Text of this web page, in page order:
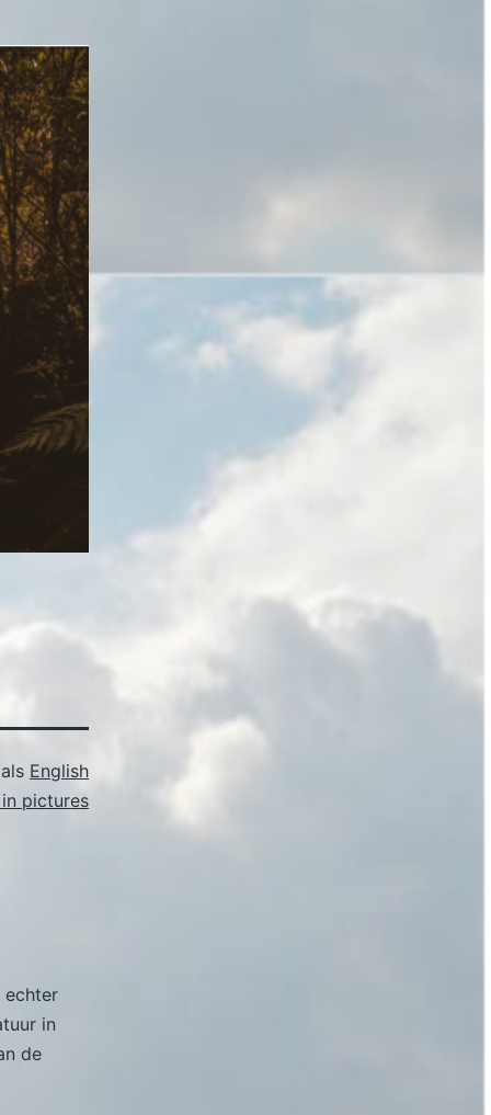
English
pictures
echter
in
de